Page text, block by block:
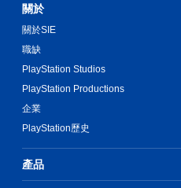
關於
關於SIE
職缺
PlayStation Studios
PlayStation Productions
企業
PlayStation歷史
產品